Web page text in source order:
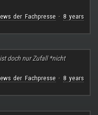
der Fachpresse· 8 years
doch nur Zufall *nicht
der Fachpresse· 8 years